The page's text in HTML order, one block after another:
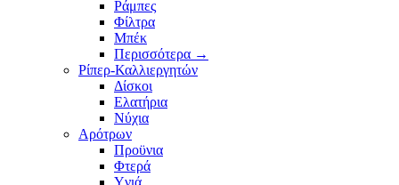
Ράμπες
Φίλτρα
Μπέκ
Περισσότερα →
Ρίπερ-Καλλιεργητών
Δίσκοι
Ελατήρια
Νύχια
Αρότρων
Προϋνια
Φτερά
Υνιά